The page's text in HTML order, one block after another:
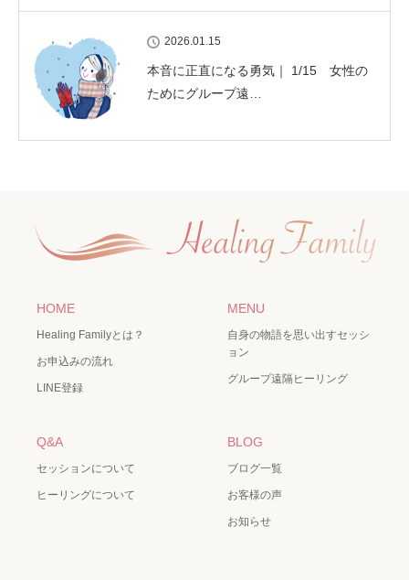
2026.01.15
本音に正直になる勇気｜ 1/15 女性の
ためにグループ遠…
HOME
Healing Familyとは？
お申込みの流れ
LINE登録
MENU
自身の物語を思い出すセッシ
ョン
グループ遠隔ヒーリング
Q&A
セッションについて
ヒーリングについて
BLOG
ブログ一覧
お客様の声
お知らせ